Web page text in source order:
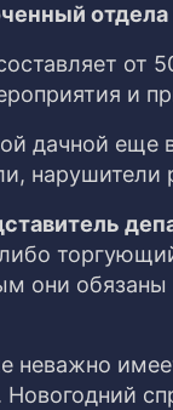
и
дачной еще
нарушители
они обязаны
неважно
Новогодний